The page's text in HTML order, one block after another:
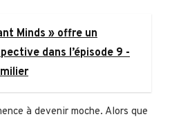
Minds » offre un
dans l’épisode 9 -
à devenir moche. Alors que